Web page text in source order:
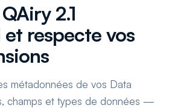
2.1
respecte vos
métadonnées de vos Data
champs et types de données —